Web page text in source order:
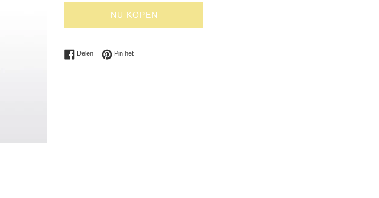
NU KOPEN
DelenDelen op Facebook
Pin hetPinnen op Pinterest